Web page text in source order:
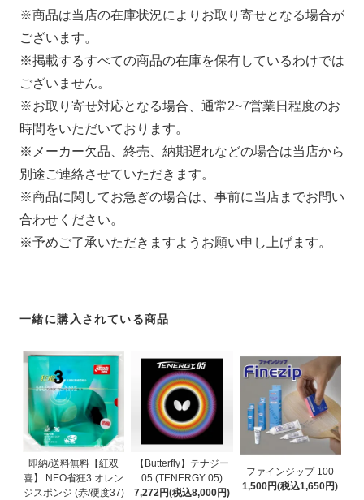
※商品は当店の在庫状況によりお取り寄せとなる場合が
ございます。
※掲載するすべての商品の在庫を保有しているわけでは
ございません。
※お取り寄せ対応となる場合、通常2~7営業日程度のお
時間をいただいております。
※メーカー欠品、終売、納期遅れなどの場合は当店から
別途ご連絡させていただきます。
※商品に関してお急ぎの場合は、事前に当店までお問い
合わせください。
※予めご了承いただきますようお願い申し上げます。
一緒に購入されている商品
即納/送料無料【紅双
喜】 NEO省狂3 オレン
ジスポンジ (赤/硬度37)
【Butterfly】テナジー
05 (TENERGY 05)
7,272円(税込8,000円)
ファインジップ 100
1,500円(税込1,650円)